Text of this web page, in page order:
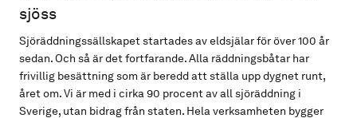
sjöss
Sjöräddningssällskapet startades av eldsjälar för över 100 år
sedan. Och så är det fortfarande. Alla räddningsbåtar har
frivillig besättning som är beredd att ställa upp dygnet runt,
året om. Vi är med i cirka 90 procent av all sjöräddning i
Sverige, utan bidrag från staten. Hela verksamheten bygger